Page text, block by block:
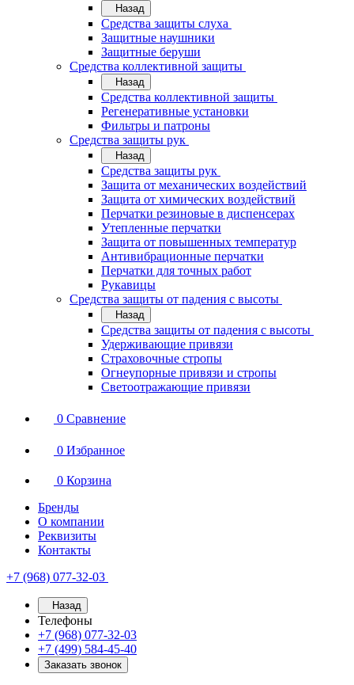
Назад
Средства защиты слуха
Защитные наушники
Защитные беруши
Средства коллективной защиты
Назад
Средства коллективной защиты
Регенеративные установки
Фильтры и патроны
Средства защиты рук
Назад
Средства защиты рук
Защита от механических воздействий
Защита от химических воздействий
Перчатки резиновые в диспенсерах
Утепленные перчатки
Защита от повышенных температур
Антивибрационные перчатки
Перчатки для точных работ
Рукавицы
Средства защиты от падения с высоты
Назад
Средства защиты от падения с высоты
Удерживающие привязи
Страховочные стропы
Огнеупорные привязи и стропы
Светоотражающие привязи
0 Сравнение
0 Избранное
0 Корзина
Бренды
О компании
Реквизиты
Контакты
+7 (968) 077-32-03
Назад
Телефоны
+7 (968) 077-32-03
+7 (499) 584-45-40
Заказать звонок